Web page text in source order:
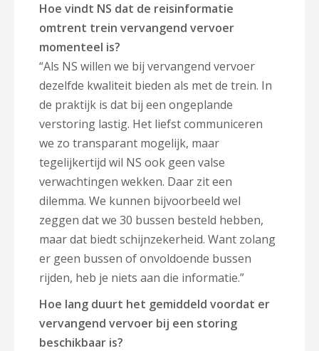
Hoe vindt NS dat de reisinformatie
omtrent trein vervangend vervoer
momenteel is?
“Als NS willen we bij vervangend vervoer
dezelfde kwaliteit bieden als met de trein. In
de praktijk is dat bij een ongeplande
verstoring lastig. Het liefst communiceren
we zo transparant mogelijk, maar
tegelijkertijd wil NS ook geen valse
verwachtingen wekken. Daar zit een
dilemma. We kunnen bijvoorbeeld wel
zeggen dat we 30 bussen besteld hebben,
maar dat biedt schijnzekerheid. Want zolang
er geen bussen of onvoldoende bussen
rijden, heb je niets aan die informatie.”
Hoe lang duurt het gemiddeld voordat er
vervangend vervoer bij een storing
beschikbaar is?